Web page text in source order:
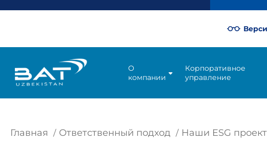
О
компании
Корпоративное
управление
Главная Ответственный подход Наши ESG